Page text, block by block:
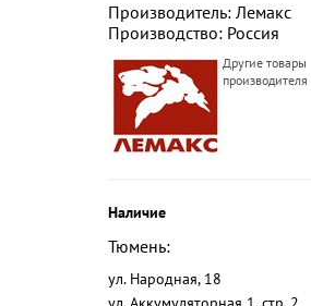
Производитель: Лемакс
Производство: Россия
Другие товары
Наличие
Тюмень:
ул. Народная, 18